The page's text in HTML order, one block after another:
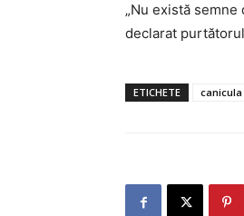
„Nu există
declarat
ETICHETE canicula